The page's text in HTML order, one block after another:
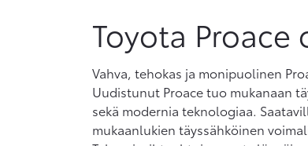
Toyota
Vahva, tehokas ja monipuolinen
Uudistunut Proace tuo mukanaan
sekä modernia teknologiaa.
mukaanlukien täyssähköinen